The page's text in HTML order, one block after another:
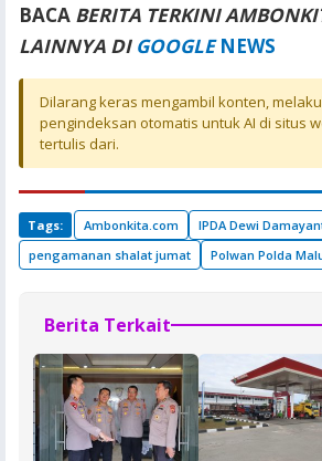
BACA BERITA TERKINI
LAINNYA DI GOOGLE NEWS
Dilarang keras mengambil konten,
pengindeksan otomatis untuk AI di situs
tertulis dari.
Tags: Ambonkita.com
IPDA Dewi
pengamanan shalat jumat
Polwan Polda
Berita Terkait